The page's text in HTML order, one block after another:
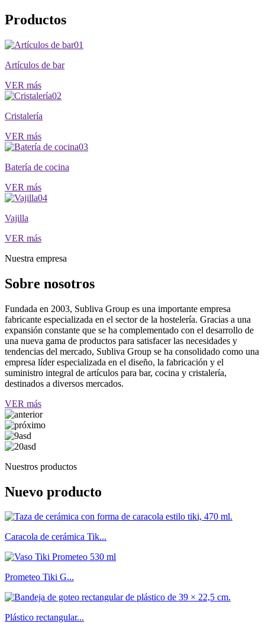
Productos
01
Artículos de bar
VER más
02
Cristalería
VER más
03
Batería de cocina
VER más
04
Vajilla
VER más
Nuestra empresa
Sobre nosotros
Fundada en 2003, Subliva Group es una importante empresa
fabricante especializada en el sector de la hostelería. Gracias a una
expansión constante que se ha complementado con el desarrollo de
una nueva gama de productos para satisfacer las necesidades y
tendencias del mercado, Subliva Group se ha consolidado como una
empresa líder especializada en el diseño, la fabricación y el
suministro integral de artículos para bar, cocina y cristalería,
destinados a diversos mercados.
VER más
Nuestros productos
Nuevo producto
Caracola de cerámica Tik...
Prometeo Tiki G...
Plástico rectangular...